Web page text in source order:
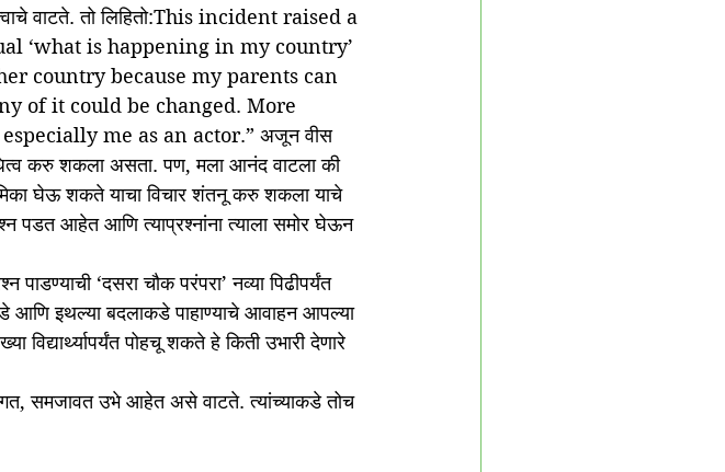
वाटते. तो लिहितो:This incident raised a
‘what is happening in my country’
country because my parents can
of it could be changed. More
me as an actor.” अजून वीस
करु शकला असता. पण, मला आनंद वाटला की
घेऊ शकते याचा विचार शंतनू करु शकला याचे
पडत आहेत आणि त्याप्रश्नांना त्याला समोर घेऊन
‘दसरा चौक परंपरा’ नव्या पिढीपर्यंत
आणि इथल्या बदलाकडे पाहाण्याचे आवाहन आपल्या
पोहचू शकते हे किती उभारी देणारे
समजावत उभे आहेत असे वाटते. त्यांच्याकडे तोच